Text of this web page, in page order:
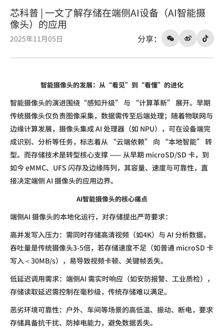
头）
芯科普 | 一文了解存储在端侧AI设备（AI智能摄
像头）的应用
2025年11月05日 分享：
智能摄像头的发展：从“看见”到“看懂”的进化
智能摄像头的演进围绕 “感知升级” 与 “计算革新” 展开。早期
传统摄像头仅负责图像采集，数据需传至后端处理；随着物联网与
边缘计算发展，摄像头集成AI 处理器（如 NPU），可在设备端完
成识别、分析等任务，标志着从 “云端依赖” 向 “本地智能” 转
型。而存储技术是转型核心支撑 —— 从早期 microSD/SD 卡，到
如今eMMC、 UFS 闪存及边缘阵列，其容量、速度与可靠性，直
接决定端侧 AI 摄像头的应用边界。
AI智能摄像头的核心痛点
端侧AI 摄像头的本地化运行，对存储提出严苛要求：
高并发写入压力：需同时存储高清视频（如4K）与 AI 分析数据，
吞吐量是传统摄像头3-5倍，若存储速度不足（如普通 microSD 卡
写入＜30MB/s），易导致视频卡顿、关键帧丢失。
低延迟调用需求：端侧AI 需实时响应（如安防报警、工业质检），
存储读取延迟需控制在毫秒级，传统存储难以满足。
恶劣环境可靠性：户外、车间等场景的高低温、振动、断电，要求
存储具备抗干扰、防掉电能力，避免数据丢失。